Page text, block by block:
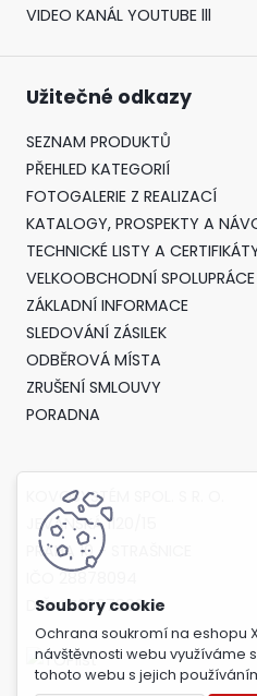
Ochrana soukromí na eshopu
návštěvnosti webu využíváme
tohoto webu s jejich
VIDEO KANÁL YOUTUBE lll
Užitečné odkazy
SEZNAM PRODUKTŮ
PŘEHLED KATEGORIÍ
FOTOGALERIE Z REALIZACÍ
KATALOGY, PROSPEKTY A
TECHNICKÉ LISTY A
VELKOOBCHODNÍ SPOLUPRÁCE
ZÁKLADNÍ INFORMACE
SLEDOVÁNÍ ZÁSILEK
ODBĚROVÁ MÍSTA
ZRUŠENÍ SMLOUVY
PORADNA
KOVOSYSTÉM SPOL. S R. O.
JEVANSKÁ 1120/15
PRAHA 10 - STRAŠNICE
IČO 28878094
DIČ CZ28878094